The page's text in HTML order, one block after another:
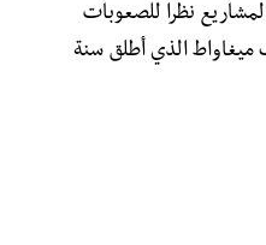
نظرا للصعوبات
في تحقيق برنامج 22 ألف ميغاواط الذي أطلق سنة